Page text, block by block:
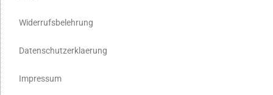
Widerrufsbelehrung
Datenschutzerklaerung
Impressum